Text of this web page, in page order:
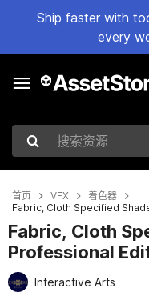
Ship faster with
every
搜索资源
首页 VFX
着色器
Fabric, Cloth Specified
Fabric, Cloth
Professional
Interactive Arts